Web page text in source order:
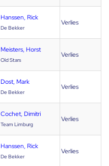
Hanssen, Rick
De Bekker
Verlies
Meisters, Horst
Old Stars
Verlies
Dost, Mark
De Bekker
Verlies
Cochet, Dimitri
Team Limburg
Verlies
Hanssen, Rick
De Bekker
Verlies